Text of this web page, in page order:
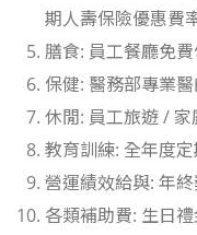
期人壽保險優惠費
膳食: 員工餐廳免
保健: 醫務部專業
休閒: 員工旅遊 /
教育訓練: 全年度
營運績效給與: 年
各類補助費: 生日